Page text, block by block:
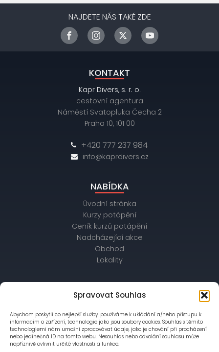
Spravovat Souhlas
Abychom poskytli co nejlepší služby, používáme k ukládání a/nebo přístupu k
informacím o zařízení, technologie jako jsou soubory cookies. Souhlas s těmito
technologiemi nám umožní zpracovávat údaje, jako je chování při procházení
nebo jedinečná ID na tomto webu. Nesouhlas nebo odvolání souhlasu může
nepříznivě ovlivnit určité vlastnosti a funkce.
NAJDETE NÁS TAKÉ ZDE
KONTAKT
Kapr Divers, s. r. o.
cestovní agentura
Náměstí Svatopluka Čecha 2
Praha 10, 101 00
+420 777 237 984
info@kaprdivers.cz
NABÍDKA
Úvodní stránka
Kurzy potápění
Ceník kurzů potápění
Nadcházející akce
Obchod
Lokality
OBCHODNÍ ÚDAJE
bankovní spojení: Raiffeisenbank,
č. účtu: 56403028/5500